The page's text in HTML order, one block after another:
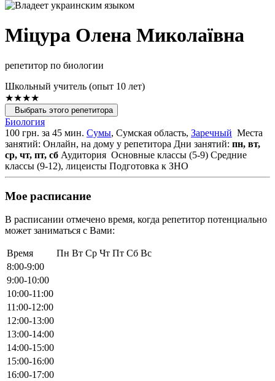
Міцура Олена Миколаївна
репетитор по биологии
Школьный учитель (опыт 10 лет)
★★★★
Выбрать этого репетитора
Биология
100 грн. за 45 мин. Сумы, Сумская область, Заречный Места
занятий: Онлайн, на дому у репетитора Дни занятий: пн, вт,
ср, чт, пт, сб Аудитория Основные классы (5-9) Средние
классы (9-12), лицеисты Подготовка к ЗНО
Мое расписание
В расписании отмечено время, когда репетитор потенциально
может заниматься с Вами:
Время Пн Вт Ср Чт Пт Сб Вс
8:00-9:00
9:00-10:00
10:00-11:00
11:00-12:00
12:00-13:00
13:00-14:00
14:00-15:00
15:00-16:00
16:00-17:00